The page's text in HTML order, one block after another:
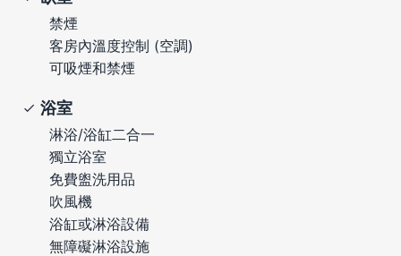
禁煙
客房內溫度控制 (空調)
可吸煙和禁煙
浴室
淋浴/浴缸二合一
獨立浴室
免費盥洗用品
吹風機
浴缸或淋浴設備
無障礙淋浴設施